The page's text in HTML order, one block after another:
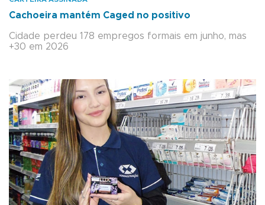
Cachoeira mantém Caged no positivo
Cidade perdeu 178 empregos formais em junho, mas
+30 em 2026